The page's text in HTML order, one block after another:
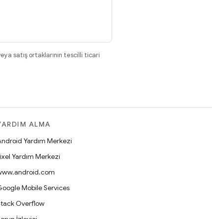
satış ortaklarının tescilli ticari
ALMA
Yardım Merkezi
Yardım Merkezi
Mobile Services
Overflow